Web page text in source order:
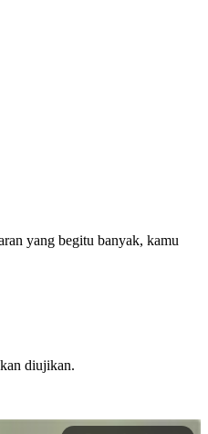
yang begitu banyak, kamu
diujikan.